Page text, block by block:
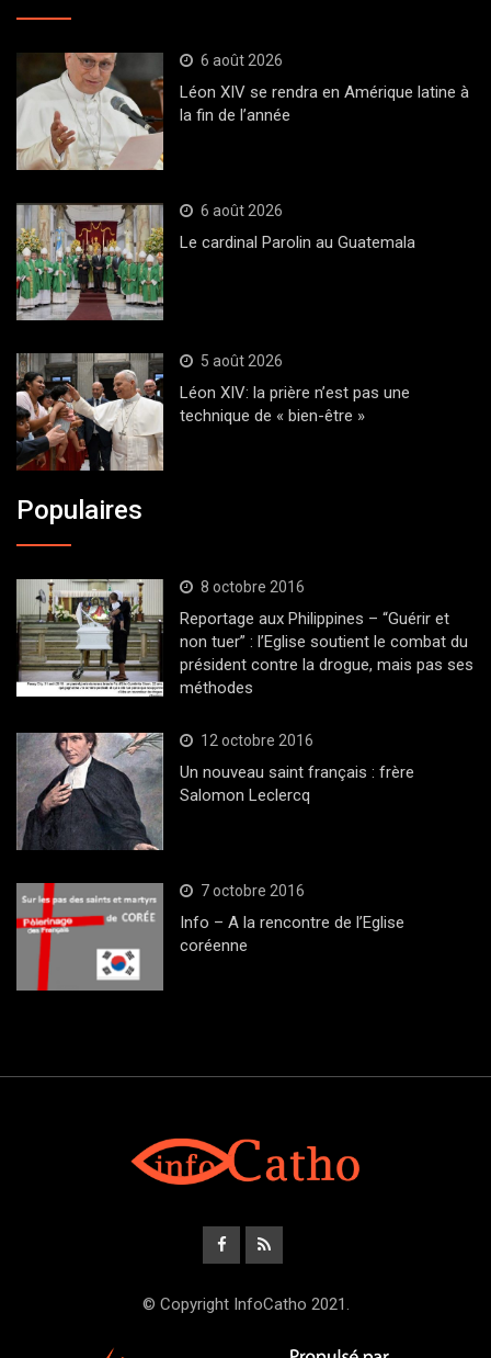
6 août 2026
Léon XIV se rendra en Amérique latine à
la fin de l’année
6 août 2026
Le cardinal Parolin au Guatemala
5 août 2026
Léon XIV: la prière n’est pas une
technique de « bien-être »
Populaires
8 octobre 2016
Reportage aux Philippines – “Guérir et
non tuer” : l’Eglise soutient le combat du
président contre la drogue, mais pas ses
méthodes
12 octobre 2016
Un nouveau saint français : frère
Salomon Leclercq
7 octobre 2016
Info – A la rencontre de l’Eglise
coréenne
© Copyright InfoCatho 2021.